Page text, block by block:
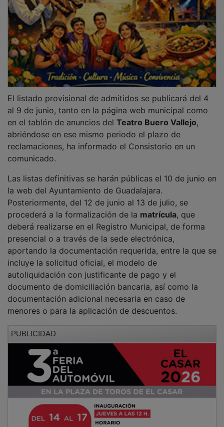
al 9 de junio, tanto en la página web municipal como
en el tablón de anuncios delTeatro Buero Vallejo,
abriéndose en ese mismo periodo el plazo de
reclamaciones, ha informado el Consistorio en un
comunicado.
la web del Ayuntamiento de Guadalajara.
Posteriormente, del 12 de junio al 13 de julio, se
procederá a la formalización de lamatrícula , que
deberá realizarse en el Registro Municipal, de forma
presencial o a través de la sede electrónica,
aportando la documentación requerida, entre la que se
incluye la solicitud oficial, el modelo de
autoliquidación con justificante de pago y el
documento de domiciliación bancaria, así como la
documentación adicional necesaria en caso de
menores o para la aplicación de descuentos.